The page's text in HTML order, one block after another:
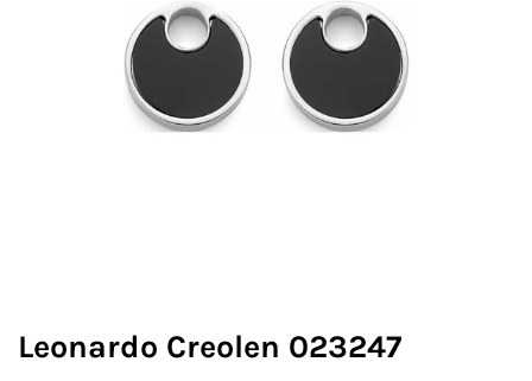
Leonardo Creolen 023247